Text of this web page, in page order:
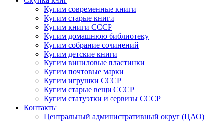
Купим современные книги
Купим старые книги
Купим книги СССР
Купим домашнюю библиотеку
Купим собрание сочинений
Купим детские книги
Купим виниловые пластинки
Купим почтовые марки
Купим игрушки СССР
Купим старые вещи СССР
Купим статуэтки и сервизы СССР
Контакты
Центральный административный округ (ЦАО)